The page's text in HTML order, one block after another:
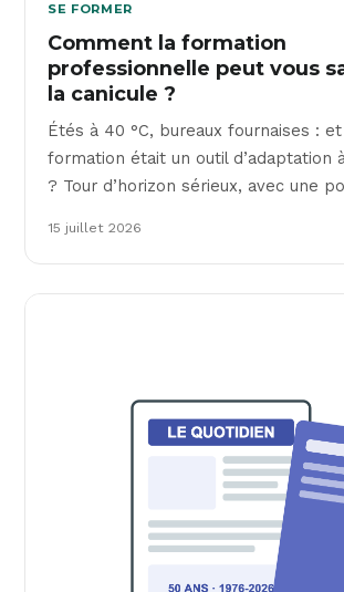
SE FORMER
Comment la formation
professionnelle peut vous
la canicule ?
Étés à 40 °C, bureaux fournaises :
formation était un outil d’adaptation
? Tour d’horizon sérieux, avec une
15 juillet 2026